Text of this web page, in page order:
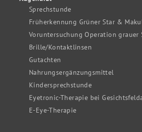
Sprechstunde
Früherkennung Grüner Star &
Voruntersuchung Operation grauer
Brille/Kontaktlinsen
Gutachten
Nahrungsergänzungsmittel
Kindersprechstunde
Eyetronic-Therapie bei
E-Eye-Therapie